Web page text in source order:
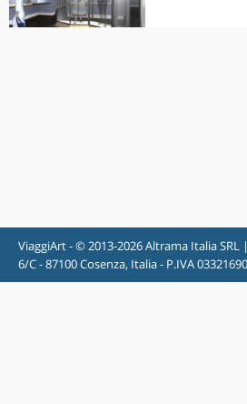
ViaggiArt - © 2013-2026 Altrama Italia SRL
6/C - 87100 Cosenza, Italia - P.IVA